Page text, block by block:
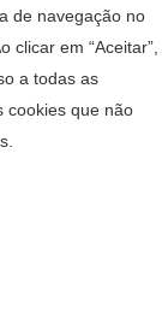
de navegação no
clicar em “Aceitar”,
a todas as
cookies que não